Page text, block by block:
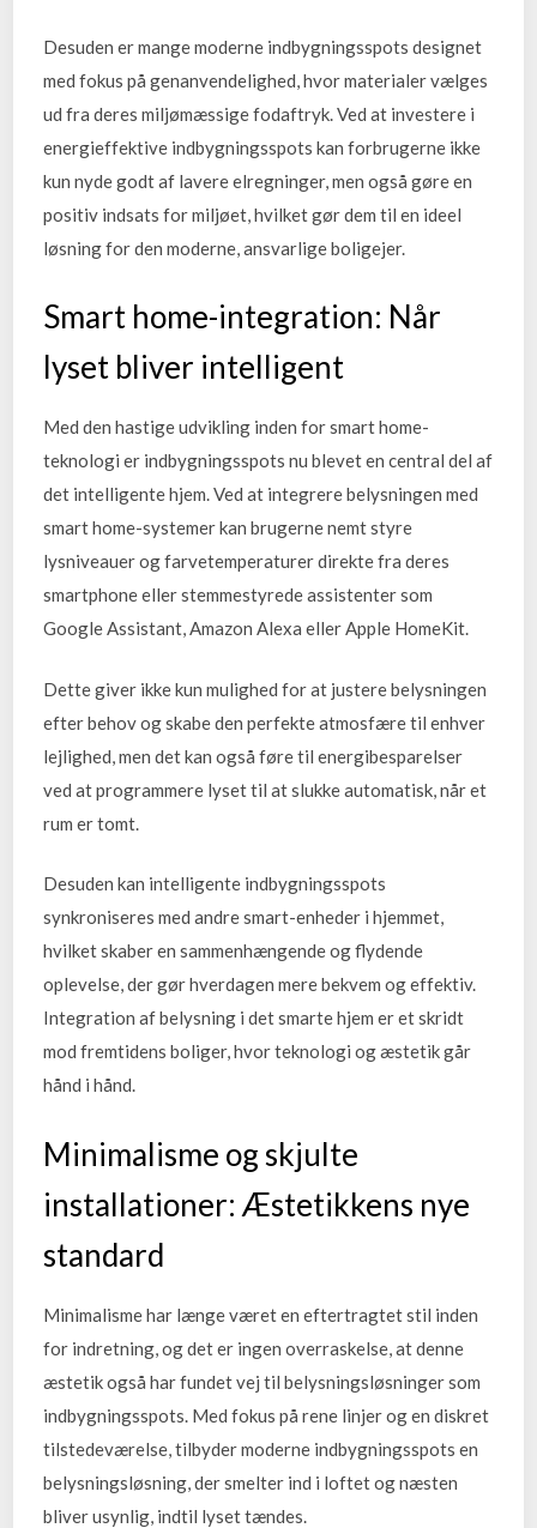
Desuden er mange moderne indbygningsspots designet
med fokus på genanvendelighed, hvor materialer vælges
ud fra deres miljømæssige fodaftryk. Ved at investere i
energieffektive indbygningsspots kan forbrugerne ikke
kun nyde godt af lavere elregninger, men også gøre en
positiv indsats for miljøet, hvilket gør dem til en ideel
løsning for den moderne, ansvarlige boligejer.
Smart home-integration: Når
lyset bliver intelligent
Med den hastige udvikling inden for smart home-
teknologi er indbygningsspots nu blevet en central del af
det intelligente hjem. Ved at integrere belysningen med
smart home-systemer kan brugerne nemt styre
lysniveauer og farvetemperaturer direkte fra deres
smartphone eller stemmestyrede assistenter som
Google Assistant, Amazon Alexa eller Apple HomeKit.
Dette giver ikke kun mulighed for at justere belysningen
efter behov og skabe den perfekte atmosfære til enhver
lejlighed, men det kan også føre til energibesparelser
ved at programmere lyset til at slukke automatisk, når et
rum er tomt.
Desuden kan intelligente indbygningsspots
synkroniseres med andre smart-enheder i hjemmet,
hvilket skaber en sammenhængende og flydende
oplevelse, der gør hverdagen mere bekvem og effektiv.
Integration af belysning i det smarte hjem er et skridt
mod fremtidens boliger, hvor teknologi og æstetik går
hånd i hånd.
Minimalisme og skjulte
installationer: Æstetikkens nye
standard
Minimalisme har længe været en eftertragtet stil inden
for indretning, og det er ingen overraskelse, at denne
æstetik også har fundet vej til belysningsløsninger som
indbygningsspots. Med fokus på rene linjer og en diskret
tilstedeværelse, tilbyder moderne indbygningsspots en
belysningsløsning, der smelter ind i loftet og næsten
bliver usynlig, indtil lyset tændes.